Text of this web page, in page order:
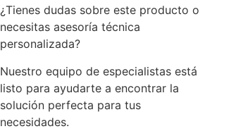
¿Tienes dudas sobre este producto o
necesitas asesoría técnica
personalizada?
Nuestro equipo de especialistas está
listo para ayudarte a encontrar la
solución perfecta para tus
necesidades.